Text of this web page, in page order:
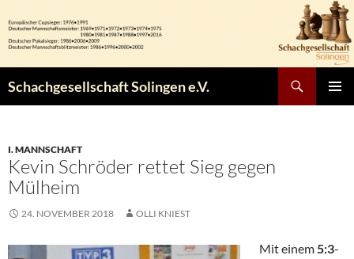
Inhalt
springen
Schachgesellschaft Solingen e.V.
I. MANNSCHAFT
Kevin Schröder rettet Sieg gegen
Mülheim
24. NOVEMBER 2018 OLLI KNIEST
Mit einem5:3-